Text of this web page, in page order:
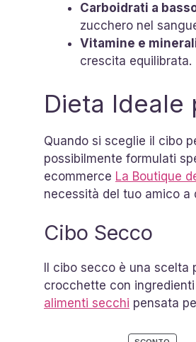
Carboidrati a
zucchero nel
Vitamine e
crescita equilibrata.
Dieta Ideale
Quando si sceglie il cibo
possibilmente formulati
ecommerce La Boutique
necessità del tuo amico a
Cibo Secco
Il cibo secco è una
crocchette con
alimenti secchi pensata